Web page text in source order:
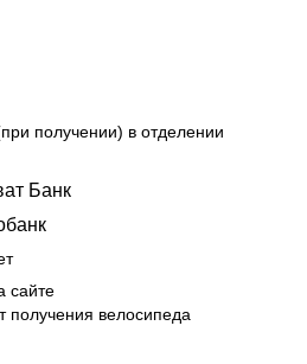
получении) в отделении
Банк
сайте
получения велосипеда